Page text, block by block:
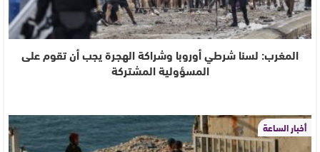
المغرب: لسنا شرطي أوروبا وشراكة الهجرة يجب أن تقوم على
المسؤولية المشتركة
أخبار الساعة